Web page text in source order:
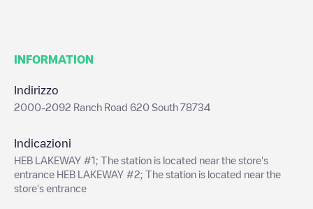
INFORMATION
Indirizzo
2000-2092 Ranch Road 620 South 78734
Indicazioni
HEB LAKEWAY #1; The station is located near the store's
entrance HEB LAKEWAY #2; The station is located near the
store's entrance